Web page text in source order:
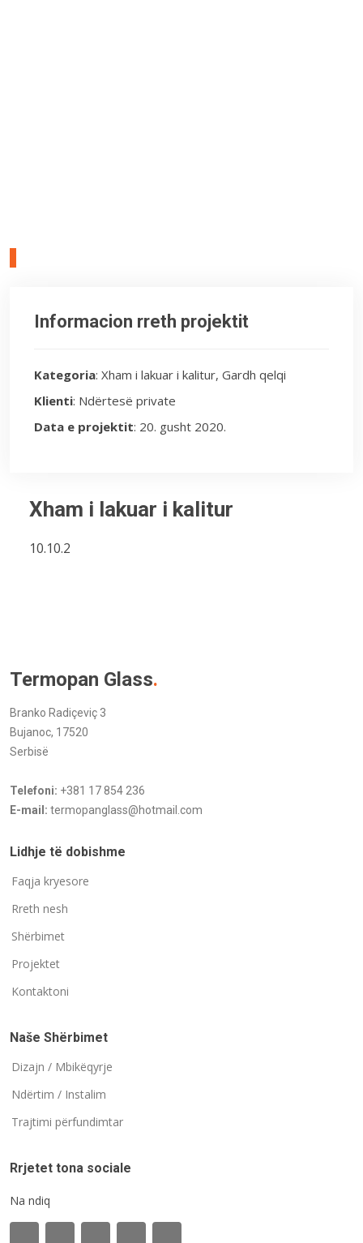
Informacion rreth projektit
Kategoria: Xham i lakuar i kalitur, Gardh qelqi
Klienti: Ndërtesë private
Data e projektit: 20. gusht 2020.
Xham i lakuar i kalitur
10.10.2
Termopan Glass.
Branko Radiçeviç 3
Bujanoc, 17520
Serbisë
Telefoni: +381 17 854 236
E-mail: termopanglass@hotmail.com
Lidhje të dobishme
Faqja kryesore
Rreth nesh
Shërbimet
Projektet
Kontaktoni
Naše Shërbimet
Dizajn / Mbikëqyrje
Ndërtim / Instalim
Trajtimi përfundimtar
Rrjetet tona sociale
Na ndiq